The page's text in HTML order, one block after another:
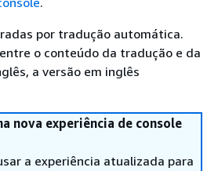
por tradução automática.
o conteúdo da tradução e da
a versão em inglês
nova experiência de console
a experiência atualizada para